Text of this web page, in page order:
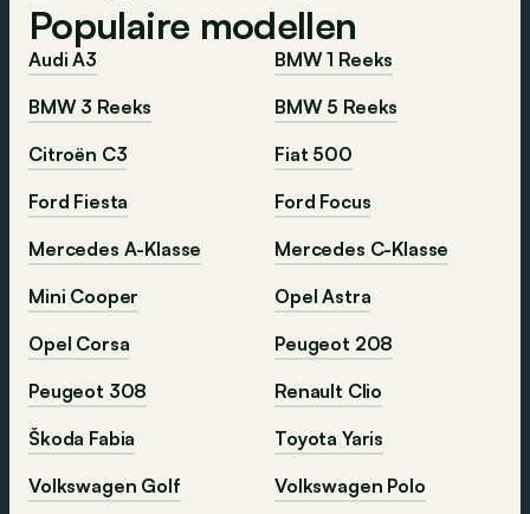
Populaire modellen
Audi A3
BMW 1 Reeks
BMW 3 Reeks
BMW 5 Reeks
Citroën C3
Fiat 500
Ford Fiesta
Ford Focus
Mercedes A-Klasse
Mercedes C-Klasse
Mini Cooper
Opel Astra
Opel Corsa
Peugeot 208
Peugeot 308
Renault Clio
Škoda Fabia
Toyota Yaris
Volkswagen Golf
Volkswagen Polo